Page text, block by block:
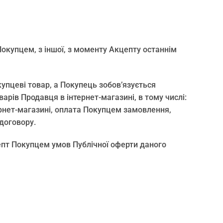
з іншої, з моменту Акцепту останнім
товар, а Покупець зобов’язується
Продавця в інтернет-магазині, в тому числі:
магазині, оплата Покупцем замовлення,
Покупцем умов Публічної оферти даного